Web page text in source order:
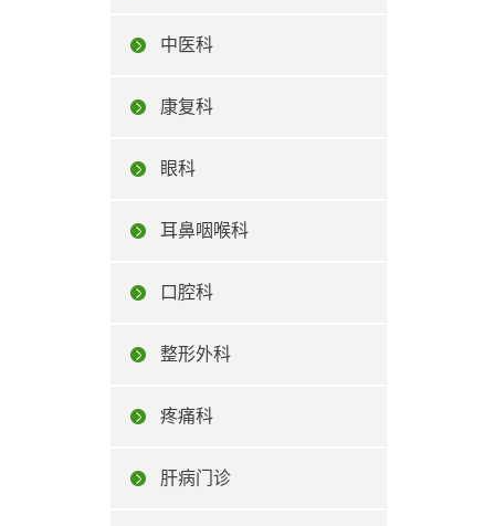
中医科
康复科
眼科
耳鼻咽喉科
口腔科
整形外科
疼痛科
肝病门诊